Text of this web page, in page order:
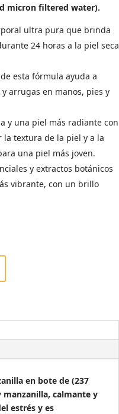
micron filtered water).
ultra pura que brinda
24 horas a la piel seca
esta fórmula ayuda a
arrugas en manos, pies y
y una piel más radiante con
textura de la piel y a la
una piel más joven.
y extractos botánicos
vibrante, con un brillo
en bote de (237
manzanilla, calmante y
estrés y es